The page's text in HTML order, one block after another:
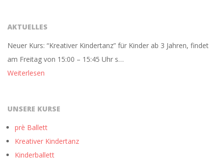
AKTUELLES
Neuer Kurs: “Kreativer Kindertanz” für Kinder ab 3 Jahren, findet
am Freitag von 15:00 – 15:45 Uhr s…
Weiterlesen
UNSERE KURSE
prè Ballett
Kreativer Kindertanz
Kinderballett